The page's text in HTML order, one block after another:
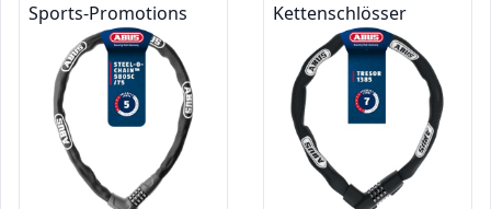
Sports-Promotions Kettenschlösser